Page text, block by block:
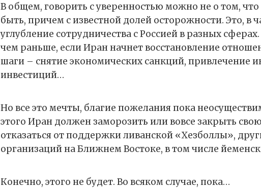
В общем, говорить с уверенностью можно не о том,
быть, причем с известной долей осторожности. Это, в
углубление сотрудничества с Россией в разных
чем раньше, если Иран начнет восстановление
шаги – снятие экономических санкций, привлечение
инвестиций…
Но все это мечты, благие пожелания пока
этого Иран должен заморозить или вовсе закрыть
отказаться от поддержки ливанской «Хезболлы»,
организаций на Ближнем Востоке, в том числе
Конечно, этого не будет. Во всяком случае, пока…